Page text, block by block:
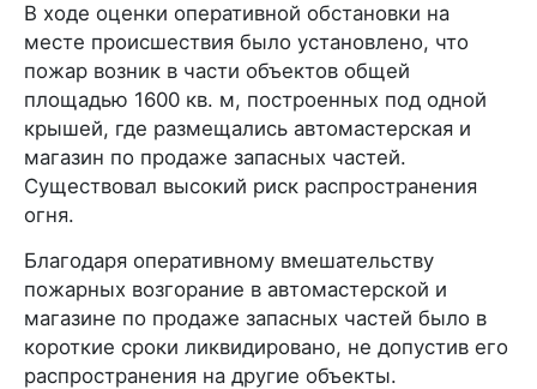
В ходе оценки оперативной обстановки на
месте происшествия было установлено, что
пожар возник в части объектов общей
площадью 1600 кв. м, построенных под одной
крышей, где размещались автомастерская и
магазин по продаже запасных частей.
Существовал высокий риск распространения
огня.
Благодаря оперативному вмешательству
пожарных возгорание в автомастерской и
магазине по продаже запасных частей было в
короткие сроки ликвидировано, не допустив его
распространения на другие объекты.